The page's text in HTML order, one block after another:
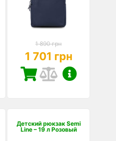
1 890 грн
1 701 грн
Детский рюкзак Semi
Line – 19 л Розовый